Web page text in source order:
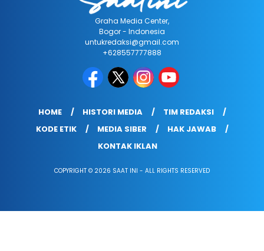
Graha Media Center,
Bogor - Indonesia
untukredaksi@gmail.com
+628557777888
HOME HISTORI MEDIA
TIM REDAKSI
KODE ETIK
MEDIA SIBER
HAK JAWAB
KONTAK IKLAN
COPYRIGHT © 2026 SAAT INI - ALL RIGHTS RESERVED